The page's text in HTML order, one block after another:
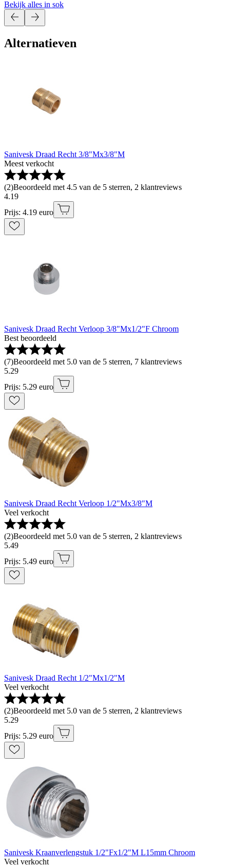
Bekijk alles in sok
Alternatieven
Sanivesk Draad Recht 3/8"Mx3/8"M
Meest verkocht
(2)Beoordeeld met 4.5 van de 5 sterren, 2 klantreviews
4.19
Prijs: 4.19 euro
Sanivesk Draad Recht Verloop 3/8"Mx1/2"F Chroom
Best beoordeeld
(7)Beoordeeld met 5.0 van de 5 sterren, 7 klantreviews
5.29
Prijs: 5.29 euro
Sanivesk Draad Recht Verloop 1/2"Mx3/8"M
Veel verkocht
(2)Beoordeeld met 5.0 van de 5 sterren, 2 klantreviews
5.49
Prijs: 5.49 euro
Sanivesk Draad Recht 1/2"Mx1/2"M
Veel verkocht
(2)Beoordeeld met 5.0 van de 5 sterren, 2 klantreviews
5.29
Prijs: 5.29 euro
Sanivesk Kraanverlengstuk 1/2"Fx1/2"M L15mm Chroom
Veel verkocht